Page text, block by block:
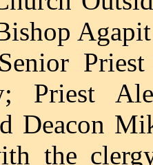
Priest
Deacon
the